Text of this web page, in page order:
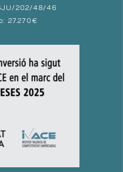
202/48/46
27.270€